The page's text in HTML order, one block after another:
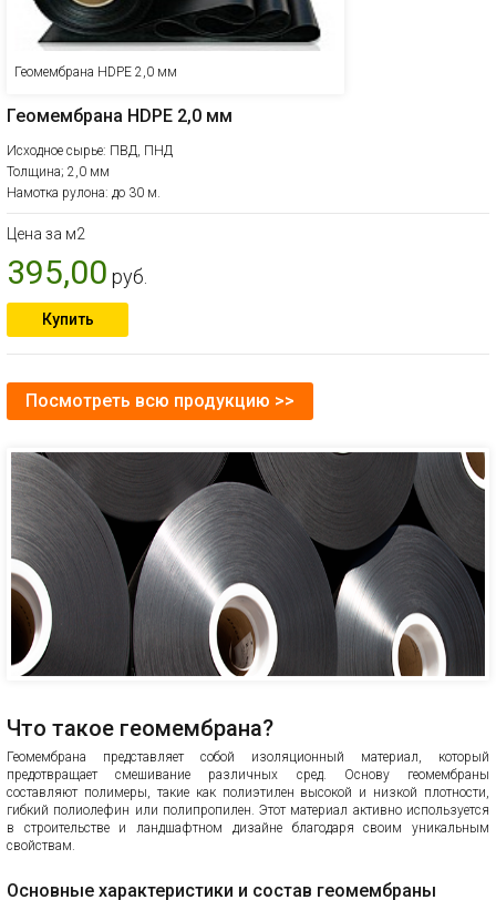
Геомембрана HDPE 2,0 мм
Геомембрана HDPE 2,0 мм
Исходное сырье: ПВД, ПНД
Толщина; 2,0 мм
Намотка рулона: до 30 м.
Цена за м2
395,00 руб.
Купить
Посмотреть всю продукцию >>
Что такое геомембрана?
Геомембрана представляет собой изоляционный материал, который
предотвращает смешивание различных сред. Основу геомембраны
составляют полимеры, такие как полиэтилен высокой и низкой плотности,
гибкий полиолефин или полипропилен. Этот материал активно используется
в строительстве и ландшафтном дизайне благодаря своим уникальным
свойствам.
Основные характеристики и состав геомембраны